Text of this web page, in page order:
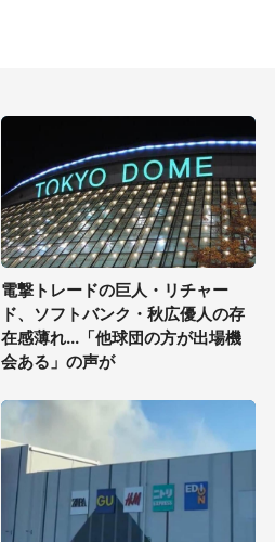
電撃トレードの巨人・リチャー
ド、ソフトバンク・秋広優人の存
在感薄れ...「他球団の方が出場機
会ある」の声が